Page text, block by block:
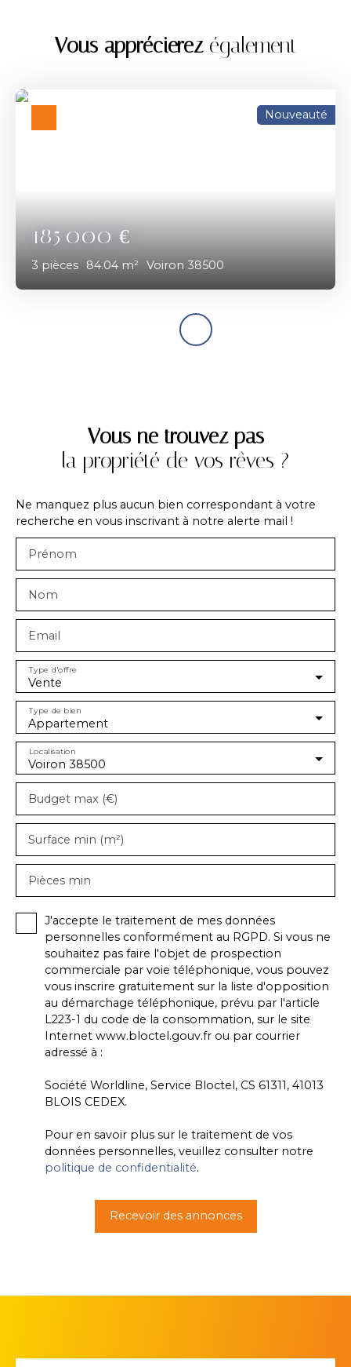
Vous apprécierezégalement
185 000€
3 pièces 84.04 m² Voiron 38500
Nouveauté
Vous ne trouvez pas
la propriété de vos rêves ?
Ne manquez plus aucun bien correspondant à votre
recherche en vous inscrivant à notre alerte mail !
Prénom
Nom
Email
Vente
Type d'offre
Appartement
Type de bien
Voiron 38500
Localisation
Budget max (€)
Surface min (m²)
Pièces min
J'accepte le traitement de mes données
personnelles conformément au RGPD. Si vous ne
souhaitez pas faire l'objet de prospection
commerciale par voie téléphonique, vous pouvez
vous inscrire gratuitement sur la liste d'opposition
au démarchage téléphonique, prévu par l'article
L223-1 du code de la consommation, sur le site
Internet www.bloctel.gouv.fr ou par courrier
adressé à :
Société Worldline, Service Bloctel, CS 61311, 41013
BLOIS CEDEX.
Pour en savoir plus sur le traitement de vos
données personnelles, veuillez consulter notre
politique de confidentialité.
Recevoir des annonces